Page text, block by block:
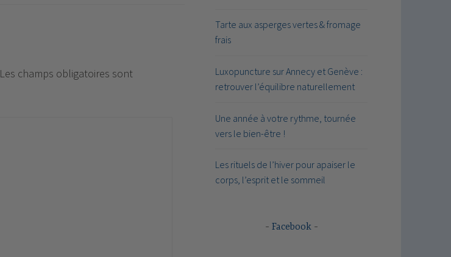
Les champs obligatoires sont
Tarte aux asperges vertes & fromage
frais
Luxopuncture sur Annecy et Genève :
retrouver l’équilibre naturellement
Une année à votre rythme, tournée
vers le bien-être !
Les rituels de l’hiver pour apaiser le
corps, l’esprit et le sommeil
Facebook